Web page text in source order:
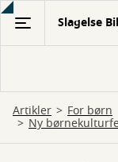
Gå
hovedindhold
Slagelse
Artikler For børn
Ny